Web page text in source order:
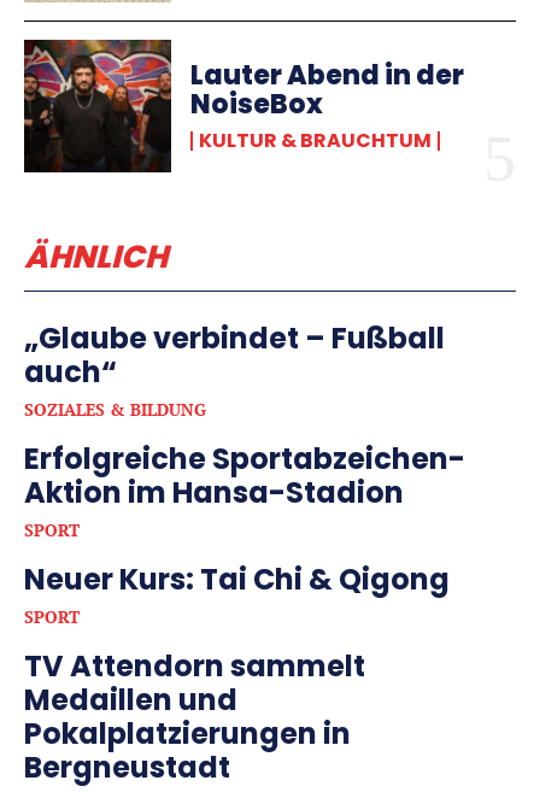
Lauter Abend in der
NoiseBox
KULTUR & BRAUCHTUM
ÄHNLICH
„Glaube verbindet – Fußball
auch“
SOZIALES & BILDUNG
Erfolgreiche Sportabzeichen-
Aktion im Hansa-Stadion
SPORT
Neuer Kurs: Tai Chi & Qigong
SPORT
TV Attendorn sammelt
Medaillen und
Pokalplatzierungen in
Bergneustadt